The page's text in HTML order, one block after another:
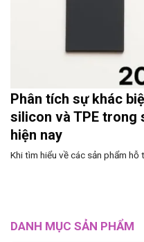
DANH MỤC SẢN PHẨM
Phân tích sự khác
silicon và TPE trong
hiện nay
Khi tìm hiểu về các sản phẩm